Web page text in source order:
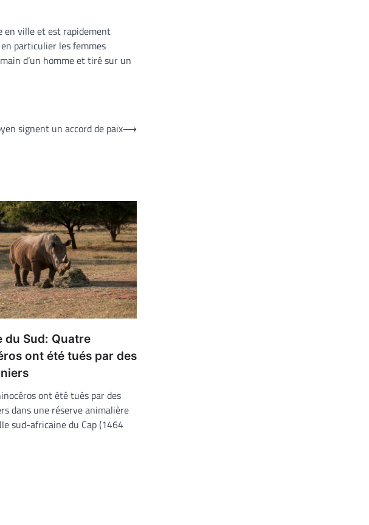
en ville et est rapidement
particulier les femmes
d’un homme et tiré sur un
signent un accord de paix⟶
du Sud: Quatre
ont été tués par des
ont été tués par des
dans une réserve animalière
sud-africaine du Cap (1464